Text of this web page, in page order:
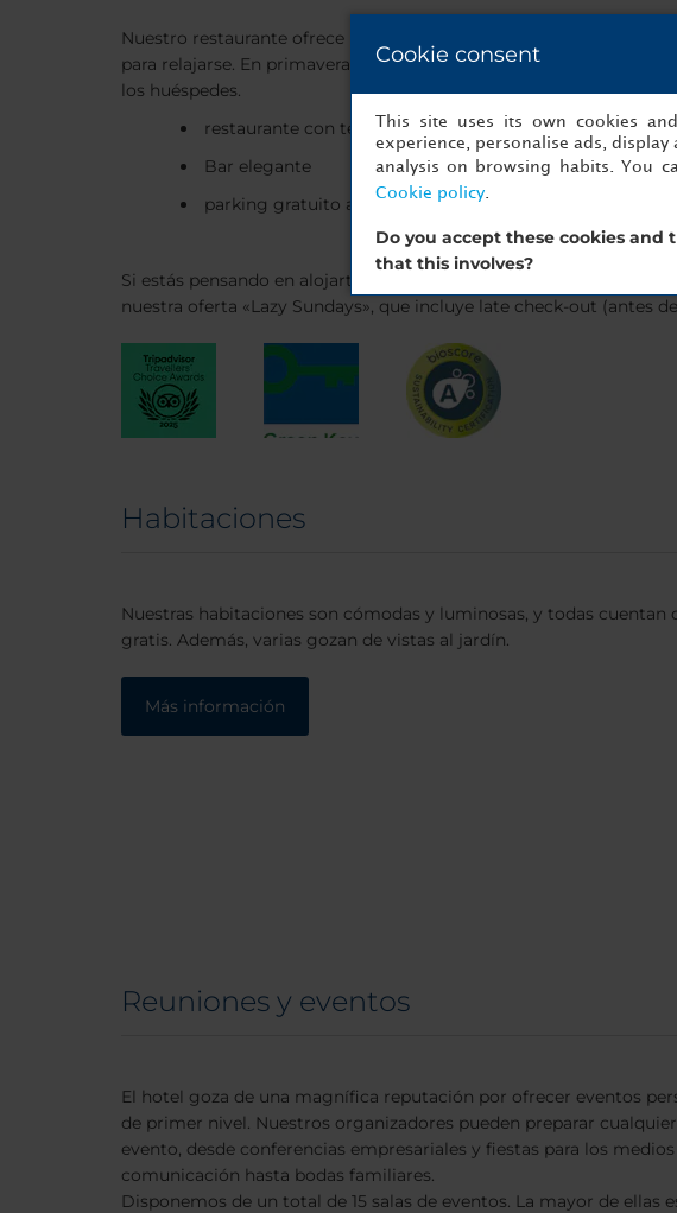
Nuestro restaurante ofrece platos de cocina internacional en un
para relajarse. En primavera y verano, puedes comer en la
los huéspedes.
restaurante con terraza ajardinada en el que disfrutar
Bar elegante
parking gratuito al aire libre y cubierto, además de
Si estás pensando en alojarte en nuestro hotel durante el fin de
nuestra oferta «Lazy Sundays», que incluye late check-out (antes
Habitaciones
Nuestras habitaciones son cómodas y luminosas, y todas cuentan
gratis. Además, varias gozan de vistas al jardín.
Más información
Reuniones y eventos
El hotel goza de una magnífica reputación por ofrecer eventos
de primer nivel. Nuestros organizadores pueden preparar
evento, desde conferencias empresariales y fiestas para los
comunicación hasta bodas familiares.
Disponemos de un total de 15 salas de eventos. La mayor de ellas
Cookie consent
This site uses its own cookies
experience, personalise ads,
analysis on browsing habits. You
Cookie policy.
Do you accept these cookies and
that this involves?